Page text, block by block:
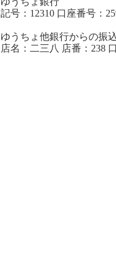
記号：12310 口座番号：
ゆうちょ他銀行からの振
店名：二三八 店番：238